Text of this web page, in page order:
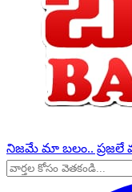
నిజమే మా బలం.. ప్రజలే